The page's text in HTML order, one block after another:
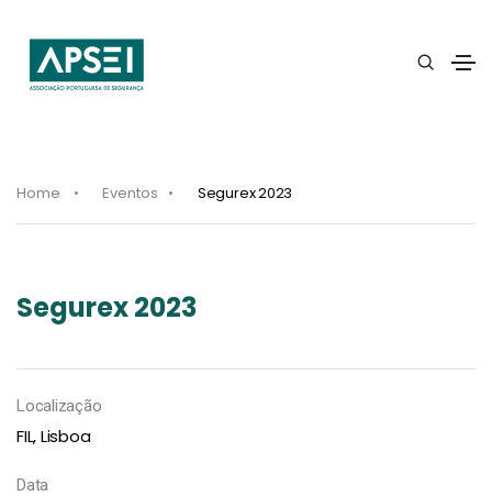
Home Eventos Segurex 2023
Segurex 2023
Localização
FIL, Lisboa
Data